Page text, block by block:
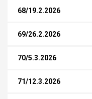
68/19.2.2026
69/26.2.2026
70/5.3.2026
71/12.3.2026